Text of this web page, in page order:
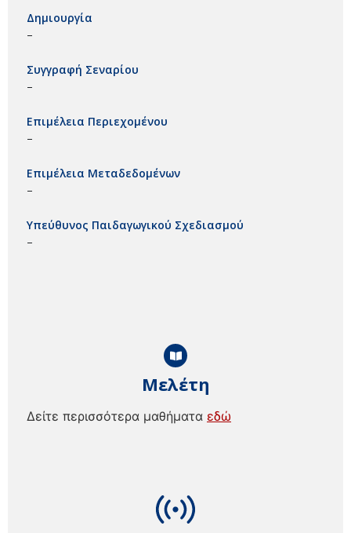
Μελέτη
Δείτε περισσότερα μαθήματα εδώ
Δημιουργία
–
Συγγραφή Σεναρίου
–
Επιμέλεια Περιεχομένου
–
Επιμέλεια Μεταδεδομένων
–
Υπεύθυνος Παιδαγωγικού Σχεδιασμού
–